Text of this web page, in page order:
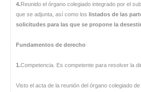
4.Reunido el órgano colegiado integrado por el
que se adjunta, así como los listados de las
solicitudes para las que se propone la
Fundamentos de derecho
1.Competencia. Es competente para resolver la
Visto el acta de la reunión del órgano colegiado